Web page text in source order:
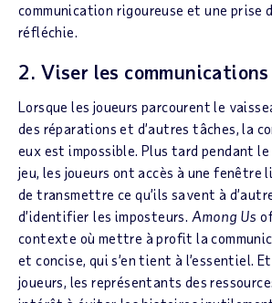
communication rigoureuse et une prise
réfléchie.
2. Viser les communications
Lorsque les joueurs parcourent le
des réparations et d’autres tâches, la
eux est impossible. Plus tard pendant
jeu, les joueurs ont accès à une
de transmettre ce qu’ils savent à
d’identifier les imposteurs. Among Us
contexte où mettre à profit la
et concise, qui s’en tient à l’essentiel.
joueurs, les représentants des